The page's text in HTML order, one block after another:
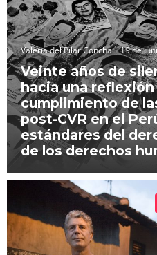
Valeria del Pilar Concha 19 de
Veinte años de
hacia una
cumplimiento de
post-CVR en el
estándares del
de los derechos